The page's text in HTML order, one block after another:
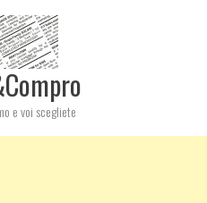
e voi scegliete